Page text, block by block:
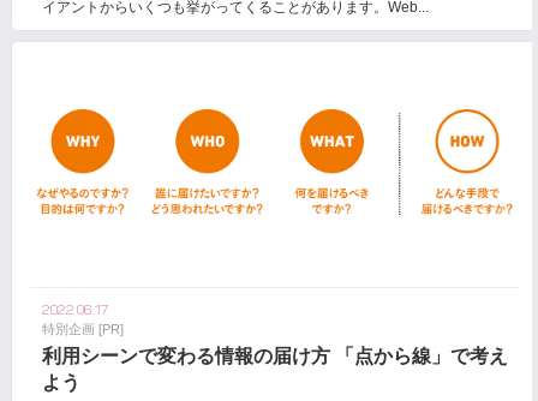
イアントからいくつも挙がってくることがあります。Web...
2022.06.17
特別企画 [PR]
利用シーンで変わる情報の届け方 「点から線」で考え
よう